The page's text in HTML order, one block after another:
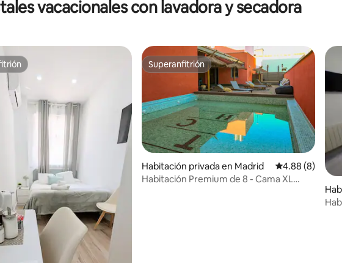
vacacionales con lavadora y secadora
Superanfitrión
Superanfitrión
Habitación privada en Madrid Calificación
4.88 (8)
Habitación Premium de 8 - Cama XL